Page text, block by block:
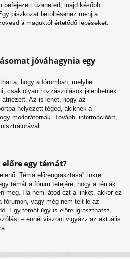
befejezett üzeneted, majd később
piszkozat betöltéséhez menj a
a maguktól értetődő lépéseket.
jóváhagynia egy
hogy a fórumban, melybe
csak olyan hozzászólások jelenhetnek
Az is lehet, hogy az
helyezett téged, akiknek a
moderátornak. További információért,
egy témát?
„Téma előreugrasztása” linkre
témát a fórum tetejére, hogy a témák
meg. Ha nem látod ezt a linket, akkor ez
fórumon, vagy még nem telt le az
Egy témát úgy is előreugraszthatsz,
– ennél viszont vigyázz az aktuális